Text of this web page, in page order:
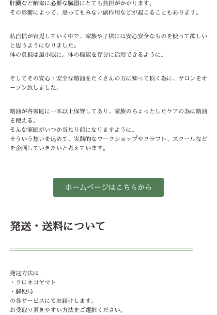
肝臓など解毒に必要な臓器にとても負担がかかります。
その影響によって、思ってもみない副作用などが起こることもあります。
私自信が育児していく中で、家族や子供には安心安全なものを使って欲しい
と思うようになりました。
体の負担は最小限に。体の機能を存分に活用できるように。
そしてその安心・安全な精油をたくさんの方に知って頂く為に、サロンをオ
ープン致しました。
精油が各家庭に一本以上保管してあり、家族のちょっとしたケアの為に精油
を使える。
そんな家庭がいつか当たり前になりますように。
そういう想いを込めて、実践的なワークショップやクラフト、スクールなど
を企画していきたいと考えています。
ホームページはこちらから
発送・送料について
発送方法は
・クロネコヤマト
・郵便局
の各サービスにてお届けします。
お受取り頂きやすい方法をご選択ください。